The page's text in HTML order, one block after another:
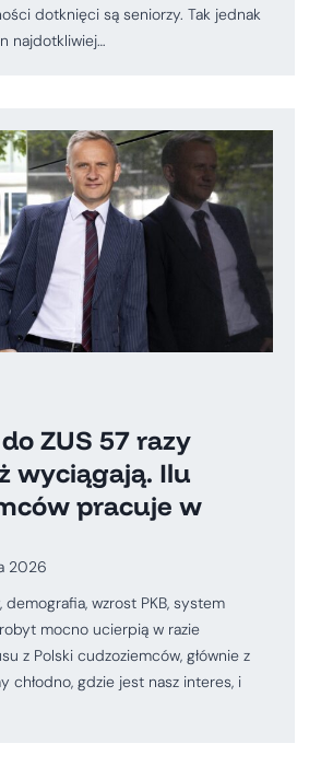
dotknięci są seniorzy. Tak jednak
najdotkliwiej…
ZUS 57 razy
wyciągają. Ilu
pracuje w
2026
demografia, wzrost PKB, system
mocno ucierpią w razie
z Polski cudzoziemców, głównie z
chłodno, gdzie jest nasz interes, i